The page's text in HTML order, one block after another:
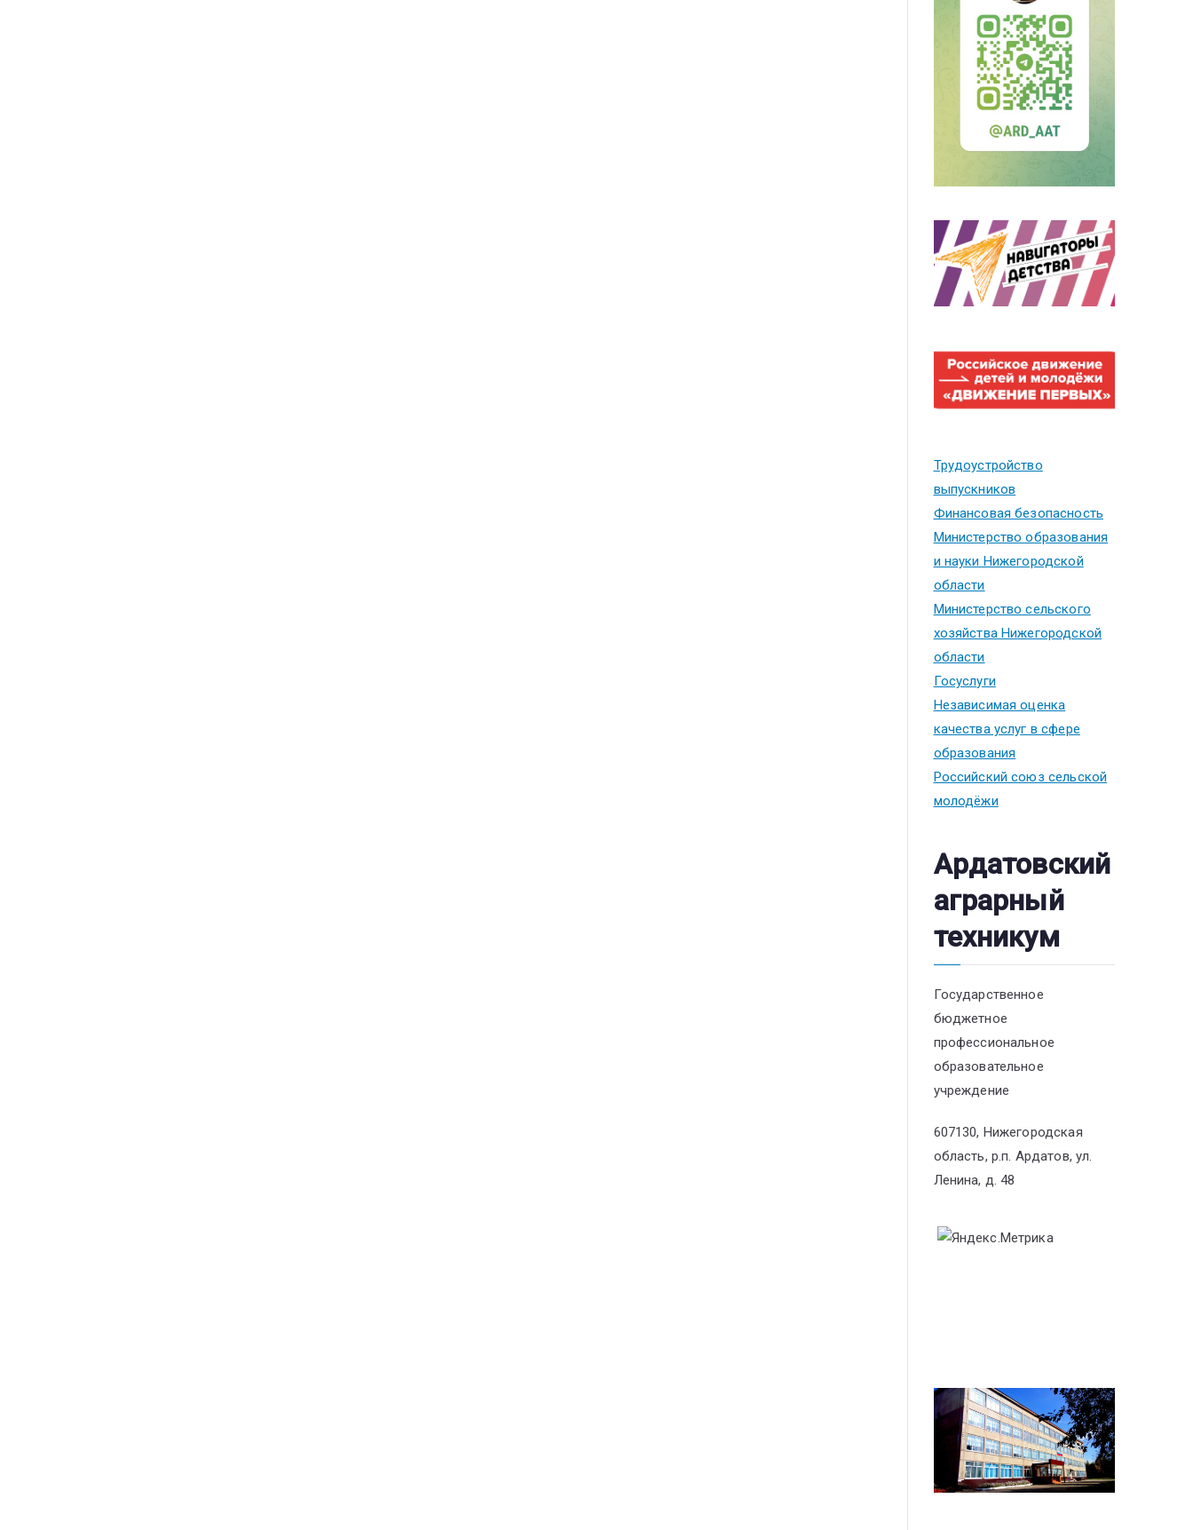
Трудоустройство
выпускников
Финансовая безопасность
Министерство образования
и науки Нижегородской
области
Министерство сельского
хозяйства Нижегородской
области
Госуслуги
Независимая оценка
качества услуг в сфере
образования
Российский союз сельской
молодёжи
Ардатовский
аграрный
техникум
Государственное
бюджетное
профессиональное
образовательное
учреждение
607130, Нижегородская
область, р.п. Ардатов, ул.
Ленина, д. 48